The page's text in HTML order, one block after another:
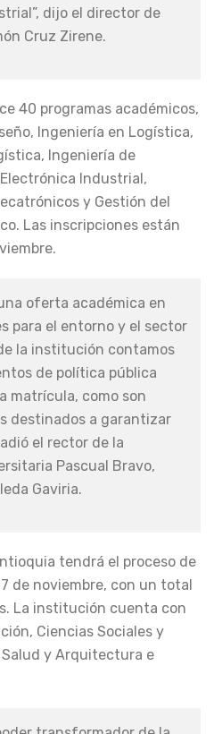
dijo el director de
Cruz Zirene.
40 programas académicos,
Ingeniería en Logística,
Ingeniería de
Industrial,
y Gestión del
Las inscripciones están
oferta académica en
para el entorno y el sector
la institución contamos
de política pública
matrícula, como son
destinados a garantizar
el rector de la
Pascual Bravo,
Gaviria.
tendrá el proceso de
de noviembre, con un total
La institución cuenta con
Ciencias Sociales y
Salud y Arquitectura e